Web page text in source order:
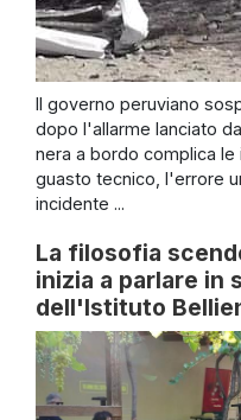
Il governo peruviano
dopo l'allarme lanciato
nera a bordo complica le
guasto tecnico, l'errore
incidente ...
La filosofia
inizia a parlare in
dell'Istituto